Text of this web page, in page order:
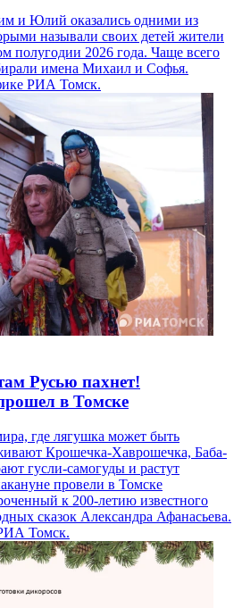
и Юлий оказались одними из
называли своих детей жители
полугодии 2026 года. Чаще всего
имена Михаил и Софья.
РИА Томск.
Русью пахнет!
в Томске
где лягушка может быть
Крошечка-Хаврошечка, Баба-
гусли-самогуды и растут
провели в Томске
к 200-летию известного
сказок Александра Афанасьева.
Томск.